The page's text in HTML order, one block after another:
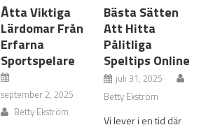
Åtta Viktiga
Lärdomar Från
Erfarna
Sportspelare
september 2, 2025
Betty Ekström
Bästa Sätten
Att Hitta
Pålitliga
Speltips Online
juli 31, 2025
Betty Ekström
Vi lever i en tid där